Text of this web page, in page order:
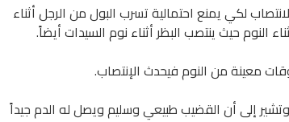
لكي يمنع احتمالية تسرب البول من الرجل أثناء
النوم حيث ينتصب البظر أثناء نوم السيدات أيضاً.
معينة من النوم فيحدث الإنتصاب.
إلى أن القضيب طبيعي وسليم ويصل له الدم جيداً